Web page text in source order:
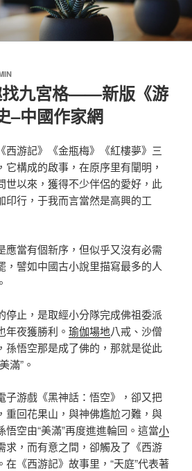
找九宮格——新版《游
–中國作家網
西游記》《金瓶梅》《紅樓夢》三
構成的啟事，在原序里有闡明，
世以來，獲得不少伴侶的愛好，此
印行，于我而言當然是高興的工
應當有個新序，但似乎又沒有必需
，譬如中國古小說里描寫最多的人
停止，是取經小分隊完成佛祖委派
年夜獲勝利。 瑜伽場地八戒、沙僧
孫悟空那是成了佛的，那就是從此
滿”。
子游戲《黑神話：悟空》，卻又把
重回花果山，與神佛尷尬刁難，與
空由“美滿”再度進進輪回。這當小
求，而有意之間，卻觸及了《西游
《西游記》故事里，“天庭”代表著